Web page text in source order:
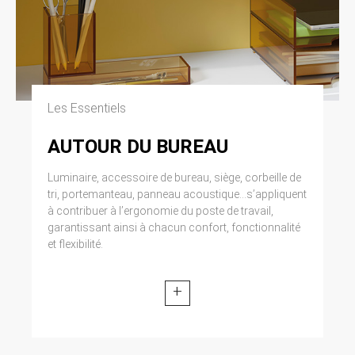
Les Essentiels
AUTOUR DU BUREAU
Luminaire, accessoire de bureau, siège, corbeille de
tri, portemanteau, panneau acoustique...s’appliquent
à contribuer à l’ergonomie du poste de travail,
garantissant ainsi à chacun confort, fonctionnalité
et flexibilité.
+